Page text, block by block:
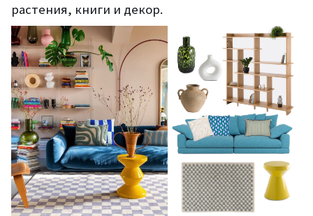
растения, книги и декор.